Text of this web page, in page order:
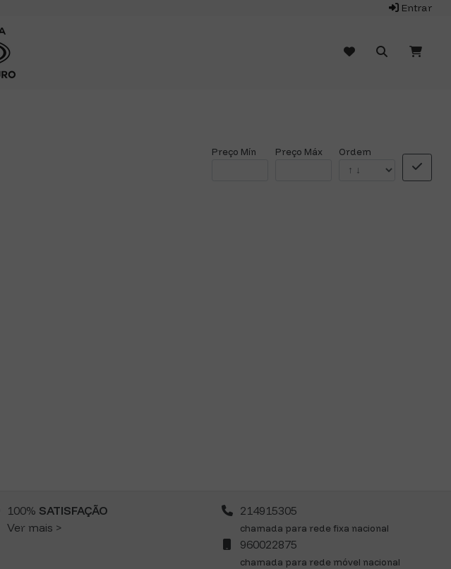
Entrar
Preço Mín Preço Máx Ordem
100% SATISFAÇÃO
Ver mais >
214915305
chamada para rede fixa nacional
960022875
chamada para rede móvel nacional